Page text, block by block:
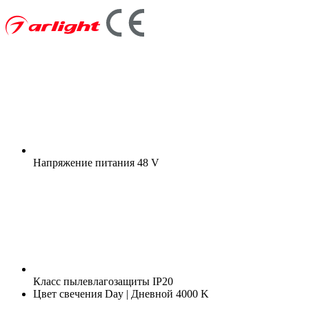
Напряжение питания 48 V
Класс пылевлагозащиты IP20
Цвет свечения Day | Дневной 4000 K